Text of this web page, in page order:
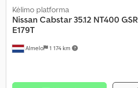
Almelo 1 174 km
Kėlimo platforma
Nissan Cabstar 35.12 NT400 GSR
E179T